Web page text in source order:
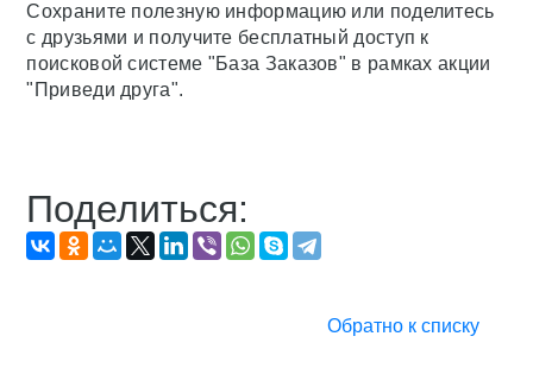
Сохраните полезную информацию или поделитесь
с друзьями и получите бесплатный доступ к
поисковой системе "База Заказов" в рамках акции
"Приведи друга".
Поделиться:
Обратно к списку